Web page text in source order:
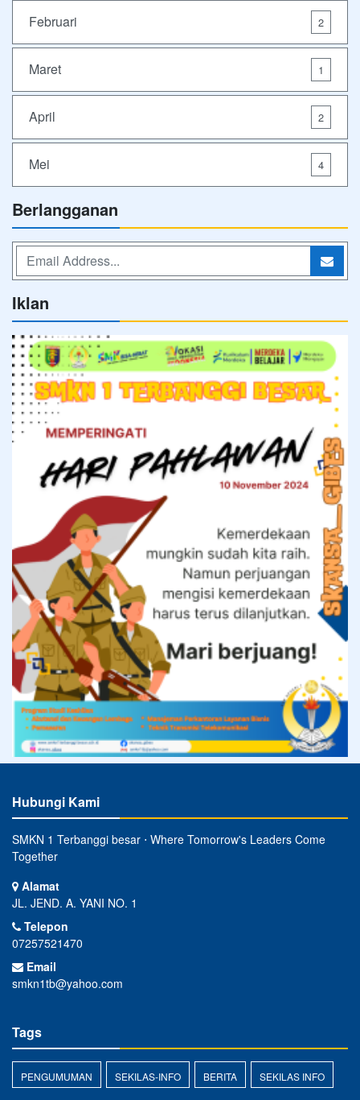
Februari 2
Maret 1
April 2
Mei 4
Berlangganan
Iklan
Hubungi Kami
SMKN 1 Terbanggi besar ⋅ Where Tomorrow's Leaders Come
Together
Alamat
JL. JEND. A. YANI NO. 1
Telepon
07257521470
Email
smkn1tb@yahoo.com
Tags
PENGUMUMAN SEKILAS-INFO BERITA SEKILAS INFO